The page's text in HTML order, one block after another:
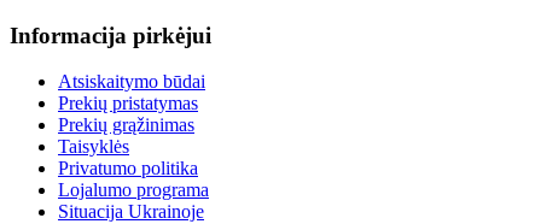
Informacija pirkėjui
Atsiskaitymo būdai
Prekių pristatymas
Prekių grąžinimas
Taisyklės
Privatumo politika
Lojalumo programa
Situacija Ukrainoje